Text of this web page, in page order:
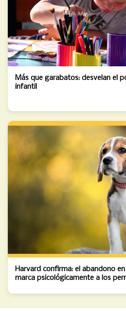
Más que garabatos: desvelan el
infantil
Harvard confirma: el abandono
marca psicológicamente a los